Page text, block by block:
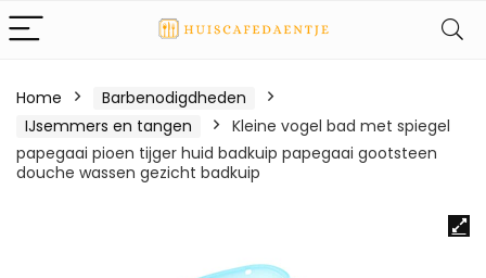
Home
Barbenodigdheden
IJsemmers en tangen
Kleine vogel bad met spiegel
papegaai pioen tijger huid badkuip papegaai gootsteen
douche wassen gezicht badkuip